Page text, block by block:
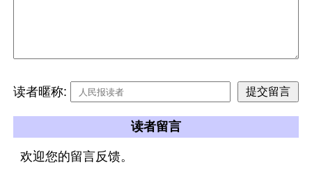
读者暱称:
读者留言
欢迎您的留言反馈。